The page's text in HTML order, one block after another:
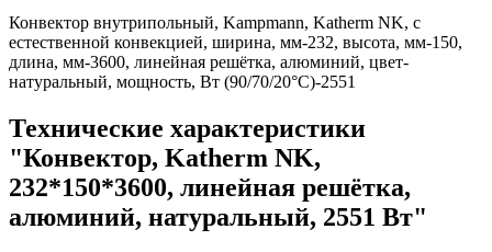
Конвектор внутрипольный, Kampmann, Katherm NK, с
естественной конвекцией, ширина, мм-232, высота, мм-150,
длина, мм-3600, линейная решётка, алюминий, цвет-
натуральный, мощность, Вт (90/70/20°C)-2551
Технические характеристики
"Конвектор, Katherm NK,
232*150*3600, линейная решётка,
алюминий, натуральный, 2551 Вт"